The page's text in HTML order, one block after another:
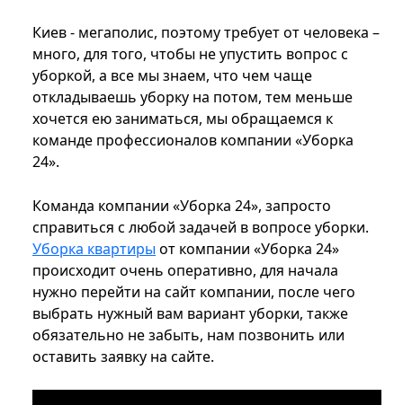
Киев - мегаполис, поэтому требует от человека –
много, для того, чтобы не упустить вопрос с
уборкой, а все мы знаем, что чем чаще
откладываешь уборку на потом, тем меньше
хочется ею заниматься, мы обращаемся к
команде профессионалов компании «Уборка
24».
Команда компании «Уборка 24», запросто
справиться с любой задачей в вопросе уборки.
Уборка квартиры от компании «Уборка 24»
происходит очень оперативно, для начала
нужно перейти на сайт компании, после чего
выбрать нужный вам вариант уборки, также
обязательно не забыть, нам позвонить или
оставить заявку на сайте.